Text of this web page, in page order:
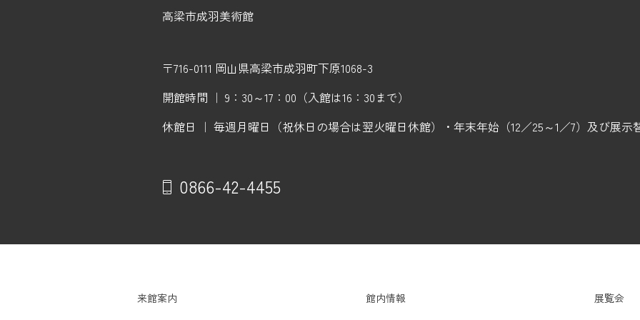
高梁市成羽美術館
〒716-0111 岡山県高梁市成羽町下原1068-3
開館時間 ｜ 9：30～17：00（入館は16：30まで）
休館日 ｜ 毎週月曜日（祝休日の場合は翌火曜日休館）・年末年始（12／25～1／7）及び展示
0866-42-4455
来館案内 館内情報 展覧会